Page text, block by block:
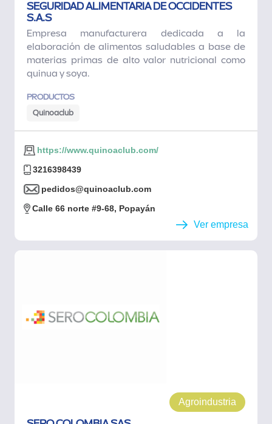
SEGURIDAD ALIMENTARIA DE OCCIDENTES
S.A.S
Empresa manufacturera dedicada a la
elaboración de alimentos saludables a base de
materias primas de alto valor nutricional como
quinua y soya.
PRODUCTOS
Quinoaclub
https://www.quinoaclub.com/
3216398439
pedidos@quinoaclub.com
Calle 66 norte #9-68, Popayán
Ver empresa
Agroindustria